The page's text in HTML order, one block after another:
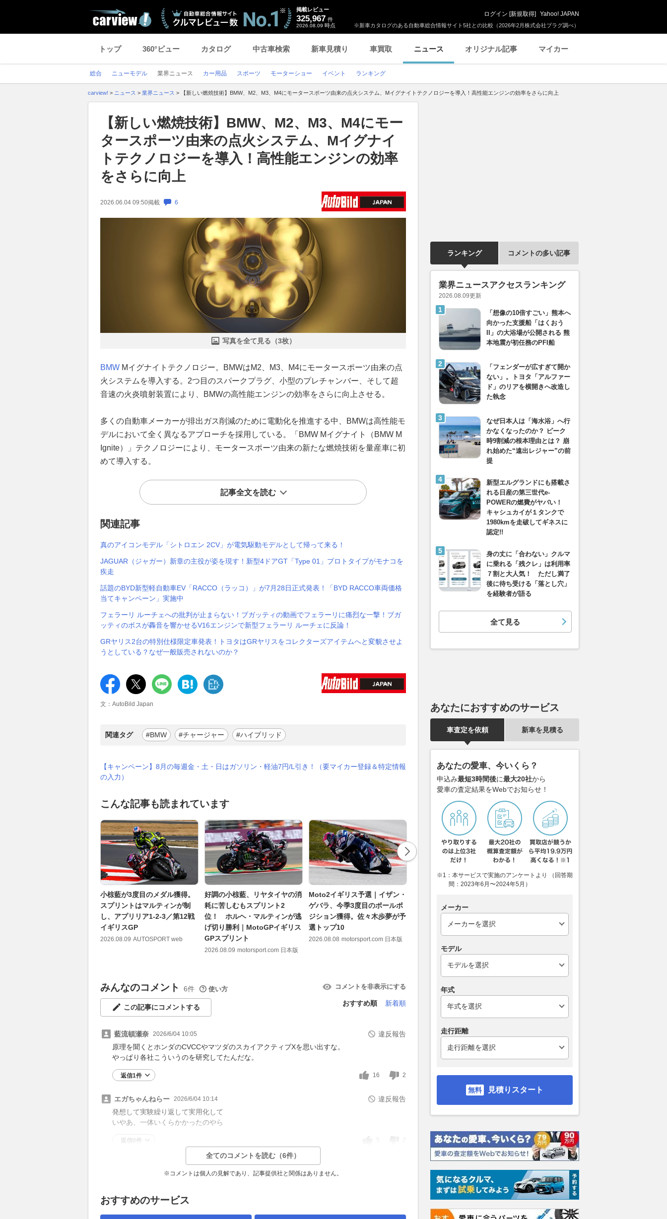
※新車カタログのある自動車総合情報サイト5社との比較（2026年2月株式会社プラグ調べ）
掲載レビュー
325,967 件
2026.08.09 時点
ログイン [新規取得] Yahoo! JAPAN
トップ 360°ビュー カタログ 中古車検索 新車見積り 車買取 ニュース オリジナル記事 マイカー
総合 ニューモデル 業界ニュース カー用品 スポーツ モーターショー イベント ランキング
carview! > ニュース > 業界ニュース > 【新しい燃焼技術】BMW、M2、M3、M4にモータースポーツ由来の点火システム、Mイグナイトテクノロジーを導入！高性能エンジンの効率をさらに向上
【新しい燃焼技術】BMW、M2、M3、M4にモー
タースポーツ由来の点火システム、Mイグナイ
トテクノロジーを導入！高性能エンジンの効率
をさらに向上
2026.06.04 09:50掲載 6
写真を全て見る（3枚）
BMW Mイグナイトテクノロジー。BMWはM2、M3、M4にモータースポーツ由来の点
火システムを導入する。2つ目のスパークプラグ、小型のプレチャンバー、そして超
音速の火炎噴射装置により、BMWの高性能エンジンの効率をさらに向上させる。
多くの自動車メーカーが排出ガス削減のために電動化を推進する中、BMWは高性能モ
デルにおいて全く異なるアプローチを採用している。「BMW Mイグナイト（BMW M
Ignite）」テクノロジーにより、モータースポーツ由来の新たな燃焼技術を量産車に初
めて導入する。
記事全文を読む
関連記事
真のアイコンモデル「シトロエン 2CV」が電気駆動モデルとして帰って来る！
JAGUAR（ジャガー）新章の主役が姿を現す！新型4ドアGT「Type 01」プロトタイプがモナコを
疾走
話題のBYD新型軽自動車EV「RACCO（ラッコ）」が7月28日正式発表！「BYD RACCO車両価格
当てキャンペーン」実施中
フェラーリ ルーチェへの批判が止まらない！ブガッティの動画でフェラーリに痛烈な一撃！ブガ
ッティのボスが轟音を響かせるV16エンジンで新型フェラーリ ルーチェに反論！
GRヤリス2台の特別仕様限定車発表！トヨタはGRヤリスをコレクターズアイテムへと変貌させよ
うとしている？なぜ一般販売されないのか？
文：AutoBild Japan
関連タグ #BMW #チャージャー #ハイブリッド
【キャンペーン】8月の毎週金・土・日はガソリン・軽油7円/L引き！（要マイカー登録＆特定情報
の入力）
こんな記事も読まれています
小椋藍が3度目のメダル獲得。
スプリントはマルティンが制
し、アプリリア1-2-3／第12戦
イギリスGP
2026.08.09 AUTOSPORT web
好調の小椋藍、リヤタイヤの消
耗に苦しむもスプリント2
位！ ホルヘ・マルティンが逃
げ切り勝利｜MotoGPイギリス
GPスプリント
2026.08.09 motorsport.com 日本版
Moto2イギリス予選｜イザン・
ゲバラ、今季3度目のポールポ
ジション獲得。佐々木歩夢が予
選トップ10
2026.08.08 motorsport.com 日本版
ト・オグデン、今季初ポー
ル！ 山中琉聖、Q2直行も12
番手中団スタート
ベストカーWeb
みんなのコメント 6件 使い方 コメントを非表示にする
この記事にコメントする
おすすめ順 新着順
藍流頓瀬奈 2026/6/04 10:05
違反報告
原理を聞くとホンダのCVCCやマツダのスカイアクティブXを思い出すな。
やっぱり各社こういうのを研究してたんだな。
返信1件 16 2
エガちゃんねらー 2026/6/04 10:14
違反報告
発想して実験繰り返して実用化して
いやあ、一体いくらかかったのやら
返信0件 5
全てのコメントを読む（6件）
※コメントは個人の見解であり、記事提供社と関係はありません。
おすすめのサービス
ランキング コメントの多い記事
業界ニュースアクセスランキング
2026.08.09更新
「想像の10倍すごい」熊本へ
向かった支援船「はくおう
II」の大浴場が公開される 熊
本地震が初任務のPFI船
「フェンダーが広すぎて開か
ない」。トヨタ「アルファー
ド」のリアを横開きへ改造し
た執念
なぜ日本人は「海水浴」へ行
かなくなったのか？ ピーク
時9割減の根本理由とは？ 崩
れ始めた“遠出レジャー”の前
提
新型エルグランドにも搭載さ
れる日産の第三世代e-
POWERの燃費がヤバい！
キャシュカイが１タンクで
1980kmを走破してギネスに
認定!!
身の丈に「合わない」クルマ
に乗れる「残クレ」は利用率
７割と大人気！ ただし満了
後に待ち受ける「落とし穴」
を経験者が語る
全て見る
あなたにおすすめのサービス
車査定を依頼 新車を見積る
あなたの愛車、今いくら？
申込み最短3時間後に最大20社から
愛車の査定結果をWebでお知らせ！
※1：本サービスで実施のアンケートより （回答期
間：2023年6月〜2024年5月）
メーカー
モデル
年式
走行距離
見積りスタート